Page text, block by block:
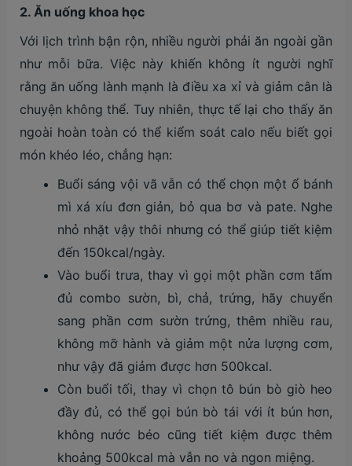
2. Ăn uống khoa học
Với lịch trình bận rộn, nhiều người phải ăn ngoài gần
như mỗi bữa. Việc này khiến không ít người nghĩ
rằng ăn uống lành mạnh là điều xa xỉ và giảm cân là
chuyện không thể. Tuy nhiên, thực tế lại cho thấy ăn
ngoài hoàn toàn có thể kiểm soát calo nếu biết gọi
món khéo léo, chẳng hạn:
Buổi sáng vội vã vẫn có thể chọn một ổ bánh
mì xá xíu đơn giản, bỏ qua bơ và pate. Nghe
nhỏ nhặt vậy thôi nhưng có thể giúp tiết kiệm
đến 150kcal/ngày.
Vào buổi trưa, thay vì gọi một phần cơm tấm
đủ combo sườn, bì, chả, trứng, hãy chuyển
sang phần cơm sườn trứng, thêm nhiều rau,
không mỡ hành và giảm một nửa lượng cơm,
như vậy đã giảm được hơn 500kcal.
Còn buổi tối, thay vì chọn tô bún bò giò heo
đầy đủ, có thể gọi bún bò tái với ít bún hơn,
không nước béo cũng tiết kiệm được thêm
khoảng 500kcal mà vẫn no và ngon miệng.